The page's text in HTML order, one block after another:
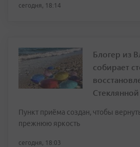
сегодня, 18:14
Блогер из
собирает
Стеклянной
Пункт приёма создан, чтобы
прежнюю яркость
сегодня, 18:03